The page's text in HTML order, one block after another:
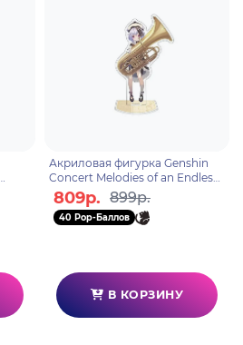
Акриловая фигурка Genshin
Concert Melodies of an Endless
Journey Qiqi 6974096538614
809р. 899р.
40 Pop-Баллов
В КОРЗИНУ